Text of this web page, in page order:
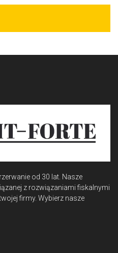
od 30 lat. Nasze
z rozwiązaniami fiskalnymi
firmy. Wybierz nasze